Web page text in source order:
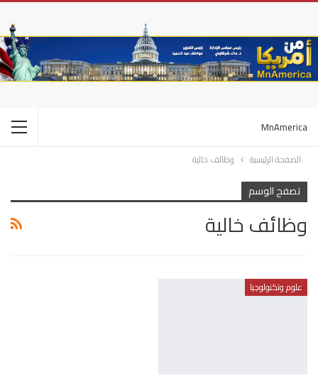
MnAmerica
الصفحة الرئيسية وظائف خالية
تصفح الوسم
وظائف خالية
علوم وتكنولوجيا